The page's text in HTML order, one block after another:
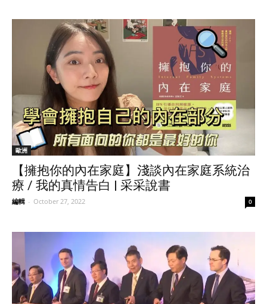
歐洲
【擁抱你的內在家庭】淺談內在家庭系統治
療 / 我的真情告白 | 采采說書
編輯 - October 27, 2022 0